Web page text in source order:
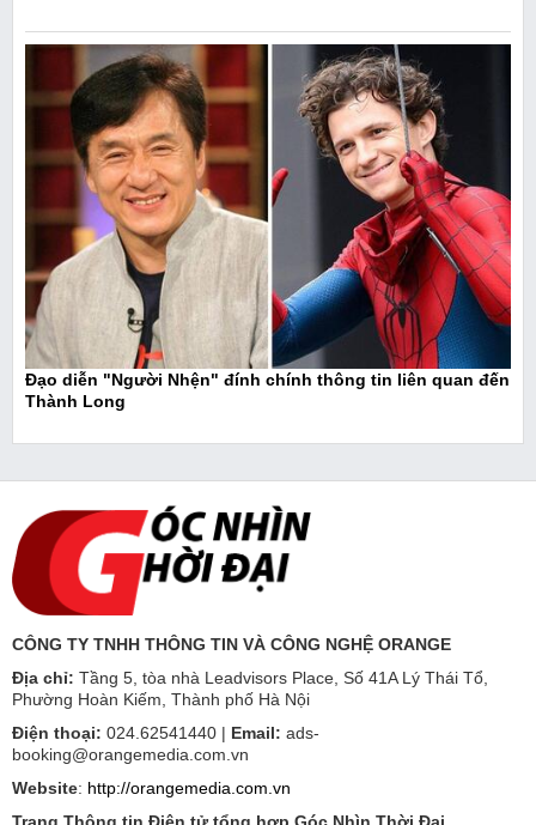
Đạo diễn "Người Nhện" đính chính thông tin liên quan đến
Thành Long
CÔNG TY TNHH THÔNG TIN VÀ CÔNG NGHỆ ORANGE
Địa chỉ: Tầng 5, tòa nhà Leadvisors Place, Số 41A Lý Thái Tổ,
Phường Hoàn Kiếm, Thành phố Hà Nội
Điện thoại: 024.62541440 | Email: ads-
booking@orangemedia.com.vn
Website: http://orangemedia.com.vn
Trang Thông tin Điện tử tổng hợp Góc Nhìn Thời Đại